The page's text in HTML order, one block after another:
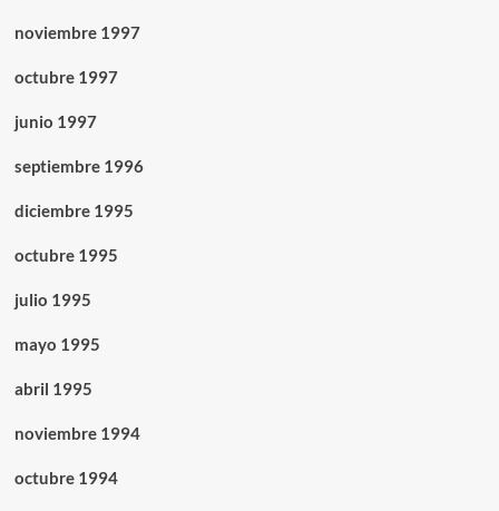
noviembre 1997
octubre 1997
junio 1997
septiembre 1996
diciembre 1995
octubre 1995
julio 1995
mayo 1995
abril 1995
noviembre 1994
octubre 1994